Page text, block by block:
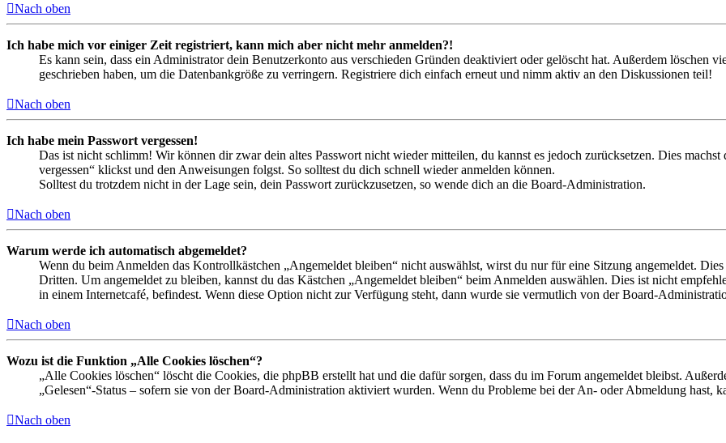
Nach oben
Ich habe mich vor einiger Zeit registriert, kann mich aber nicht mehr anmelden?!
Es kann sein, dass ein Administrator dein Benutzerkonto aus verschieden Gründen deaktiviert oder gelöscht hat. Außerdem löschen
geschrieben haben, um die Datenbankgröße zu verringern. Registriere dich einfach erneut und nimm aktiv an den Diskussionen teil!
Nach oben
Ich habe mein Passwort vergessen!
Das ist nicht schlimm! Wir können dir zwar dein altes Passwort nicht wieder mitteilen, du kannst es jedoch zurücksetzen. Dies
vergessen“ klickst und den Anweisungen folgst. So solltest du dich schnell wieder anmelden können.
Solltest du trotzdem nicht in der Lage sein, dein Passwort zurückzusetzen, so wende dich an die Board-Administration.
Nach oben
Warum werde ich automatisch abgemeldet?
Wenn du beim Anmelden das Kontrollkästchen „Angemeldet bleiben“ nicht auswählst, wirst du nur für eine Sitzung angemeldet.
Dritten. Um angemeldet zu bleiben, kannst du das Kästchen „Angemeldet bleiben“ beim Anmelden auswählen. Dies ist nicht
in einem Internetcafé, befindest. Wenn diese Option nicht zur Verfügung steht, dann wurde sie vermutlich von der Board-
Nach oben
Wozu ist die Funktion „Alle Cookies löschen“?
„Alle Cookies löschen“ löscht die Cookies, die phpBB erstellt hat und die dafür sorgen, dass du im Forum angemeldet bleibst.
„Gelesen“-Status – sofern sie von der Board-Administration aktiviert wurden. Wenn du Probleme bei der An- oder Abmeldung hast,
Nach oben